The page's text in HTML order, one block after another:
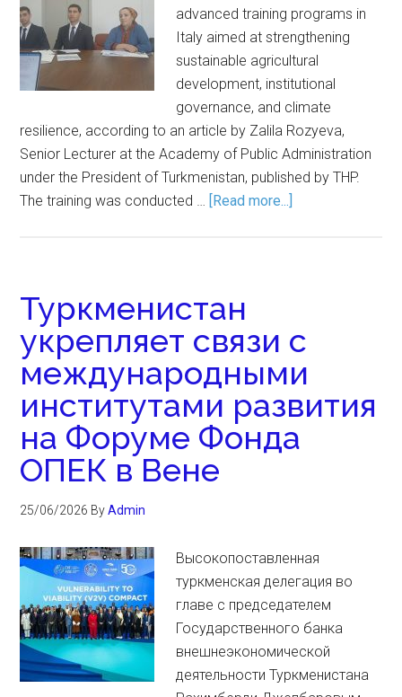
advanced training programs in
Italy aimed at strengthening
sustainable agricultural
development, institutional
governance, and climate
resilience, according to an article by Zalila Rozyeva,
Senior Lecturer at the Academy of Public Administration
under the President of Turkmenistan, published by THP.
The training was conducted … [Read more...]
Туркменистан
укрепляет связи с
международными
институтами развития
на Форуме Фонда
ОПЕК в Вене
25/06/2026 ByAdmin
Высокопоставленная
туркменская делегация во
главе с председателем
Государственного банка
внешнеэкономической
деятельности Туркменистана